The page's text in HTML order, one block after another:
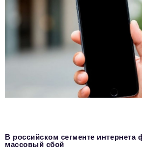
В российском сегменте интернета
массовый сбой